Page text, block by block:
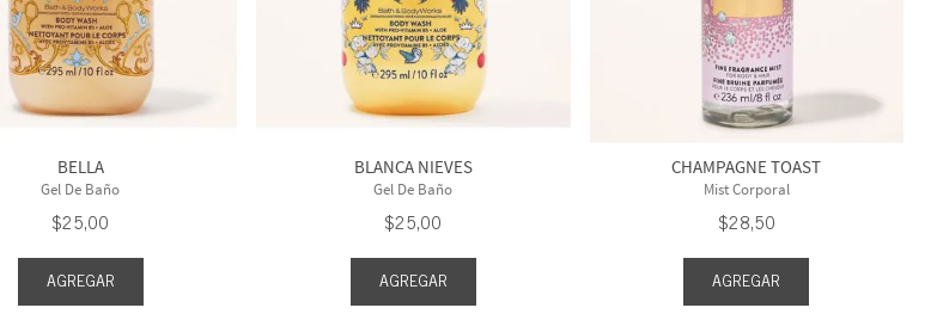
BELLA
Gel De Baño
$25,00
AGREGAR
BLANCA NIEVES
Gel De Baño
$25,00
AGREGAR
CHAMPAGNE TOAST
Mist Corporal
$28,50
AGREGAR